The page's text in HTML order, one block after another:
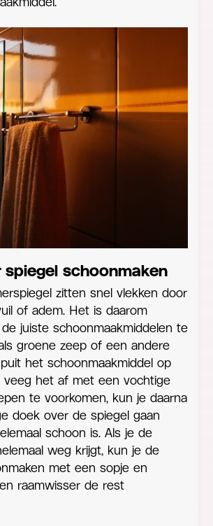
spiegel schoonmaken
zitten snel vlekken door
of adem. Het is daarom
juiste schoonmaakmiddelen te
groene zeep of een andere
het schoonmaakmiddel op
veeg het af met een vochtige
te voorkomen, kun je daarna
doek over de spiegel gaan
schoon is. Als je de
weg krijgt, kun je de
met een sopje en
raamwisser de rest